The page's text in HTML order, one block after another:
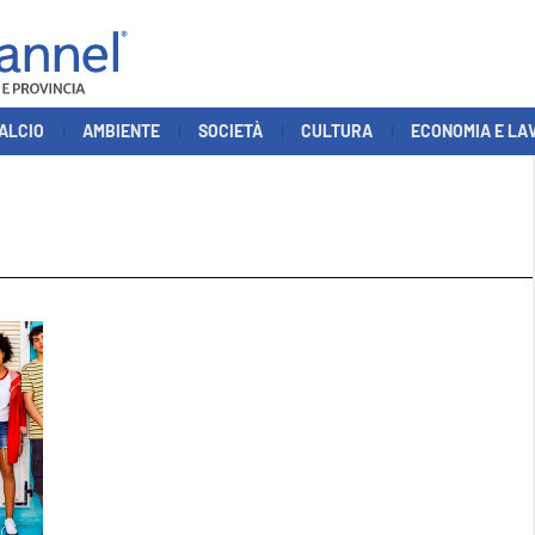
AMBIENTE SOCIETÀ CULTURA ECONOMIA E